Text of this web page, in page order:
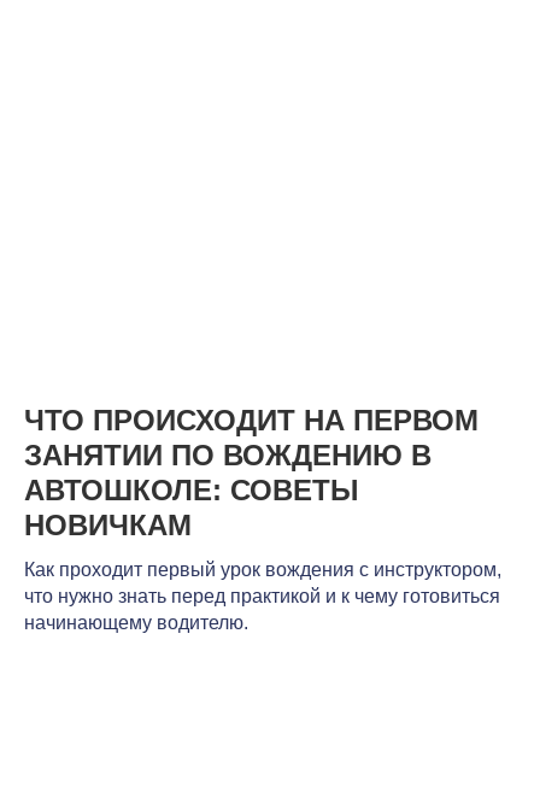
ЧТО ПРОИСХОДИТ НА ПЕРВОМ
ЗАНЯТИИ ПО ВОЖДЕНИЮ В
АВТОШКОЛЕ: СОВЕТЫ
НОВИЧКАМ
Как проходит первый урок вождения с инструктором,
что нужно знать перед практикой и к чему готовиться
начинающему водителю.